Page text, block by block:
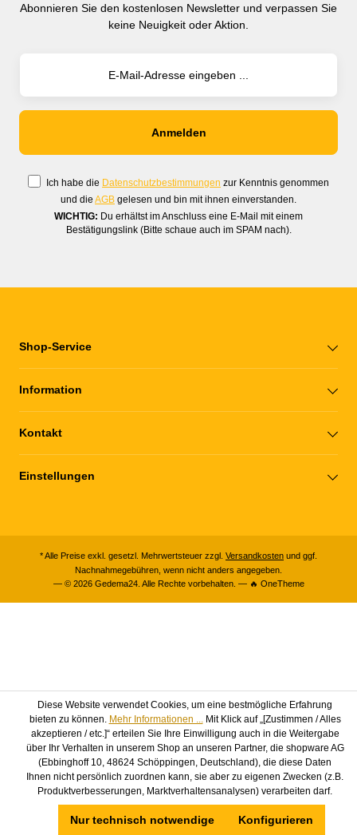
Abonnieren Sie den kostenlosen Newsletter und verpassen Sie
keine Neuigkeit oder Aktion.
Ich habe die Datenschutzbestimmungen zur Kenntnis genommen
und die AGB gelesen und bin mit ihnen einverstanden.
WICHTIG: Du erhältst im Anschluss eine E-Mail mit einem
Bestätigungslink (Bitte schaue auch im SPAM nach).
Shop-Service
Information
Kontakt
Einstellungen
* Alle Preise exkl. gesetzl. Mehrwertsteuer zzgl. Versandkosten und ggf.
Nachnahmegebühren, wenn nicht anders angegeben.
— © 2026 Gedema24. Alle Rechte vorbehalten. — 🔥 OneTheme
Diese Website verwendet Cookies, um eine bestmögliche Erfahrung
bieten zu können. Mehr Informationen ...Mit Klick auf „[Zustimmen / Alles
akzeptieren / etc.]“ erteilen Sie Ihre Einwilligung auch in die Weitergabe
über Ihr Verhalten in unserem Shop an unseren Partner, die shopware AG
(Ebbinghoff 10, 48624 Schöppingen, Deutschland), die diese Daten
Ihnen nicht persönlich zuordnen kann, sie aber zu eigenen Zwecken (z.B.
Produktverbesserungen, Marktverhaltensanalysen) verarbeiten darf.
Nur technisch notwendige Konfigurieren